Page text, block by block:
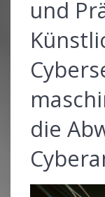
und
die